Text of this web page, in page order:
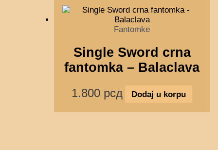
Fantomke
Single Sword crna
fantomka – Balaclava
1.800 рсд Dodaj u korpu